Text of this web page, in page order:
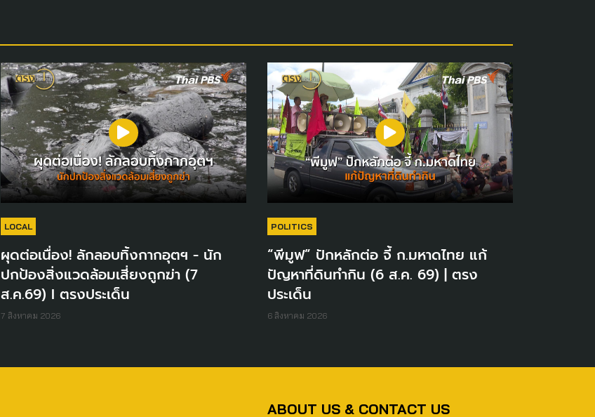
LOCAL
ผุดต่อเนื่อง! ลักลอบทิ้งกากอุตฯ - นัก
ปกป้องสิ่งแวดล้อมเสี่ยงถูกฆ่า (7
ส.ค.69) I ตรงประเด็น
7 สิงหาคม 2026
POLITICS
“พีมูฟ” ปักหลักต่อ จี้ ก.มหาดไทย แก้
ปัญหาที่ดินทำกิน (6 ส.ค. 69) | ตรง
ประเด็น
6 สิงหาคม 2026
ABOUT US & CONTACT US